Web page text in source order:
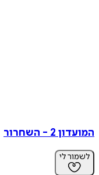
המועדון 2 - השחרור
לשמור לי